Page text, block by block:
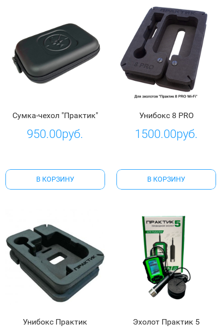
Сумка-чехол "Практик"
950.00руб.
В КОРЗИНУ
Унибокс 8 PRO
1500.00руб.
В КОРЗИНУ
Унибокс Практик Эхолот Практик 5